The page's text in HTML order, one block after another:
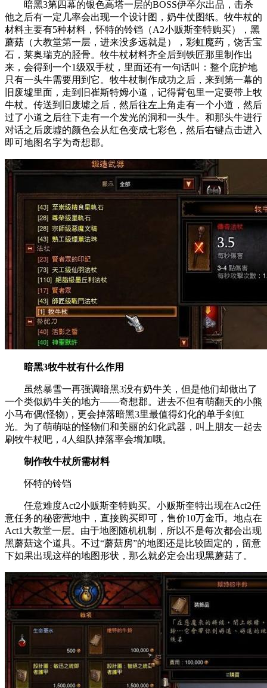
暗黑3第四幕的银色高塔一层的BOSS伊卒尔出品，击杀
他之后有一定几率会出现一个设计图，奶牛仗图纸。牧牛杖的
材料主要有5种材料，怀特的铃铛（A2小贩斯奎特购买），黑
蘑菇（大教堂第一层，进来没多远就是），彩虹魔药，饶舌宝
石，莱奥瑞克的胫骨。牧牛杖材料齐全后到铁匠那里制作出
来，会得到一个1级双手杖，里面还有一句话叫：整个庇护地
只有一头牛需要用到它。牧牛杖制作成功之后，来到第一幕的
旧废墟里面，走到旧崔斯特姆小道，记得背包里一定要带上牧
牛杖。传送到旧废墟之后，然后往左上角走有一个小道，然后
过了小道之后往下走有一个发光的洞和一头牛。和那头牛进行
对话之后废墟的颜色会从红色变成七彩色，然后右键点击进入
即可地图名字为奇想郡。
暗黑3牧牛杖有什么作用
虽然暴雪一再强调暗黑3没有奶牛关，但是他们却做出了
一个类似奶牛关的地方——奇想郡。进去不但有萌翻天的小熊
小马布偶(怪物)，更会掉落暗黑3里最值得幻化的单手剑虹
光。为了萌萌哒的怪物们和美丽的幻化武器，叫上朋友一起去
刷牧牛杖吧，4人组队掉落率会增加哦。
制作牧牛杖所需材料
怀特的铃铛
任意难度Act2小贩斯奎特购买。小贩斯奎特出现在Act2任
意任务的秘密营地中，直接购买即可，售价10万金币。地点在
Act1大教堂一层。由于地图随机机制，所以不是每次都会出现
黑蘑菇这个道具。不过“蘑菇房”的地图还是比较固定的，留意
下如果出现这样的地图形状，那么就必定会出现黑蘑菇了。